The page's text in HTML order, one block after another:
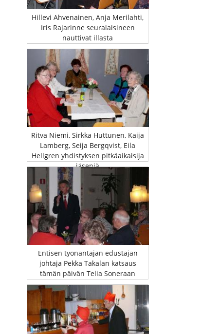
Hillevi Ahvenainen, Anja Merilahti,
Iris Rajarinne seuralaisineen
nauttivat illasta
Ritva Niemi, Sirkka Huttunen, Kaija
Lamberg, Seija Bergqvist, Eila
Hellgren yhdistyksen pitkäaikaisija
jäseniä
Entisen työnantajan edustajan
johtaja Pekka Takalan katsaus
tämän päivän Telia Soneraan